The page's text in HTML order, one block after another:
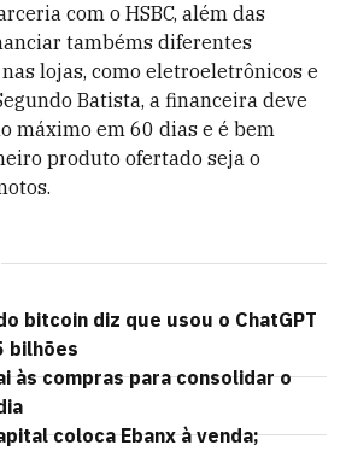
com o HSBC, além das
tambéms diferentes
lojas, como eletroeletrônicos e
Batista, a financeira deve
máximo em 60 dias e é bem
produto ofertado seja o
bitcoin diz que usou o ChatGPT
bilhões
às compras para consolidar o
coloca Ebanx à venda;